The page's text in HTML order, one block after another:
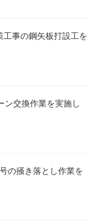
事の鋼矢板打設工を
ン交換作業を実施し
の掻き落とし作業を